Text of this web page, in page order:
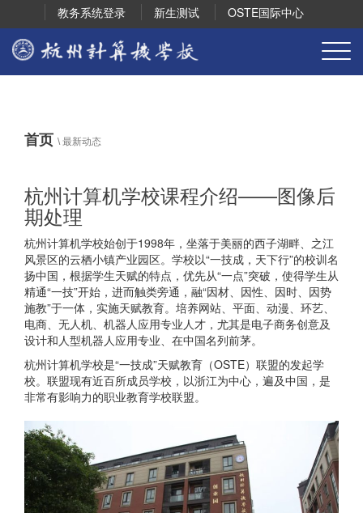
教务系统登录 新生测试 OSTE国际中心
首页 \最新动态
杭州计算机学校课程介绍——图像后
期处理
杭州计算机学校始创于1998年，坐落于美丽的西子湖畔、之江
风景区的云栖小镇产业园区。学校以“一技成，天下行”的校训名
扬中国，根据学生天赋的特点，优先从“一点”突破，使得学生从
精通“一技”开始，进而触类旁通，融“因材、因性、因时、因势
施教”于一体，实施天赋教育。培养网站、平面、动漫、环艺、
电商、无人机、机器人应用专业人才，尤其是电子商务创意及
设计和人型机器人应用专业、在中国名列前茅。
杭州计算机学校是“一技成”天赋教育（OSTE）联盟的发起学
校。联盟现有近百所成员学校，以浙江为中心，遍及中国，是
非常有影响力的职业教育学校联盟。